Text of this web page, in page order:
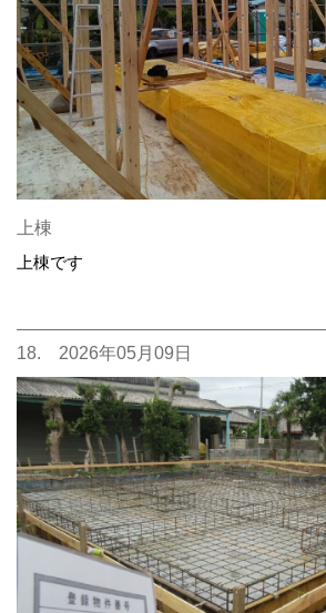
上棟
上棟です
18. 2026年05月09日